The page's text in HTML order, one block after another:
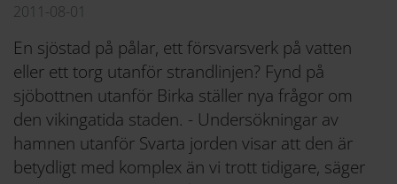
2011-08-01
En sjöstad på pålar, ett försvarsverk på vatten
eller ett torg utanför strandlinjen? Fynd på
sjöbottnen utanför Birka ställer nya frågor om
den vikingatida staden. - Undersökningar av
hamnen utanför Svarta jorden visar att den är
betydligt med komplex än vi trott tidigare, säger